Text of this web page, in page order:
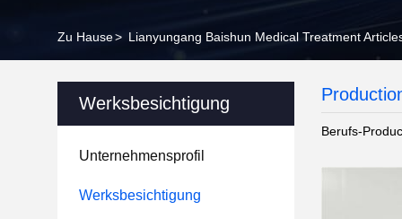
Zu Hause> Lianyungang Baishun Medical Treatment
Werksbesichtigung
Unternehmensprofil
Werksbesichtigung
Berufs-